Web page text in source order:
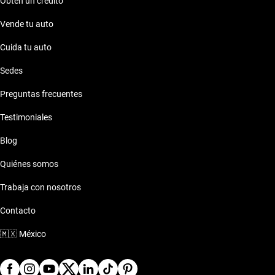
Vende tu auto
Cuida tu auto
Sedes
Preguntas frecuentes
Testimoniales
Blog
Quiénes somos
Trabaja con nosotros
Contacto
🇲🇽 México